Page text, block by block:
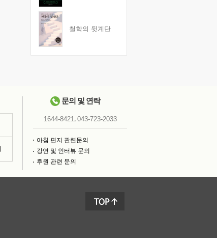
철학의 뒷계단
문의 및 연락
1644-8421, 043-723-2033
아침 편지 관련문의
강연 및 인터뷰 문의
후원 관련 문의